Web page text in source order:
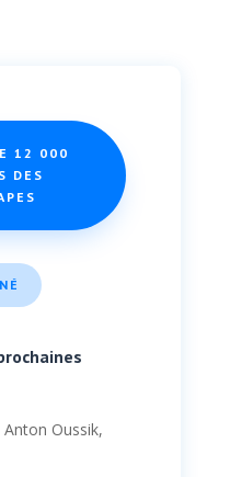
12 000
DES
Oussik,